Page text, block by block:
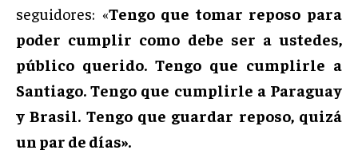
seguidores: «Tengo que tomar reposo para
poder cumplir como debe ser a ustedes,
público querido. Tengo que cumplirle a
Santiago. Tengo que cumplirle a Paraguay
y Brasil. Tengo que guardar reposo, quizá
un par de días».